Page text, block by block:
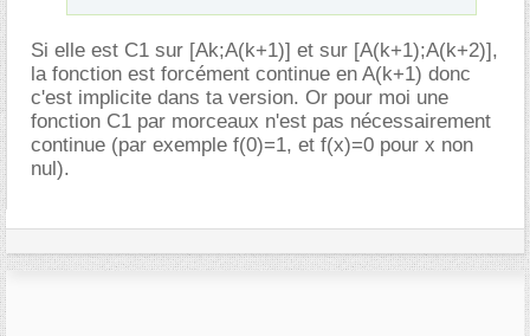
Si elle est C1 sur [Ak;A(k+1)] et sur [A(k+1);A(k+2)],
la fonction est forcément continue en A(k+1) donc
c'est implicite dans ta version. Or pour moi une
fonction C1 par morceaux n'est pas nécessairement
continue (par exemple f(0)=1, et f(x)=0 pour x non
nul).